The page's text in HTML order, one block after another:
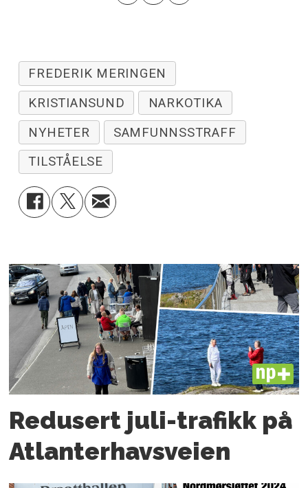
FREDERIK MERINGEN
KRISTIANSUND
NARKOTIKA
NYHETER
SAMFUNNSSTRAFF
TILSTÅELSE
PLUS
Redusert juli-trafikk på
Atlanter­havsveien